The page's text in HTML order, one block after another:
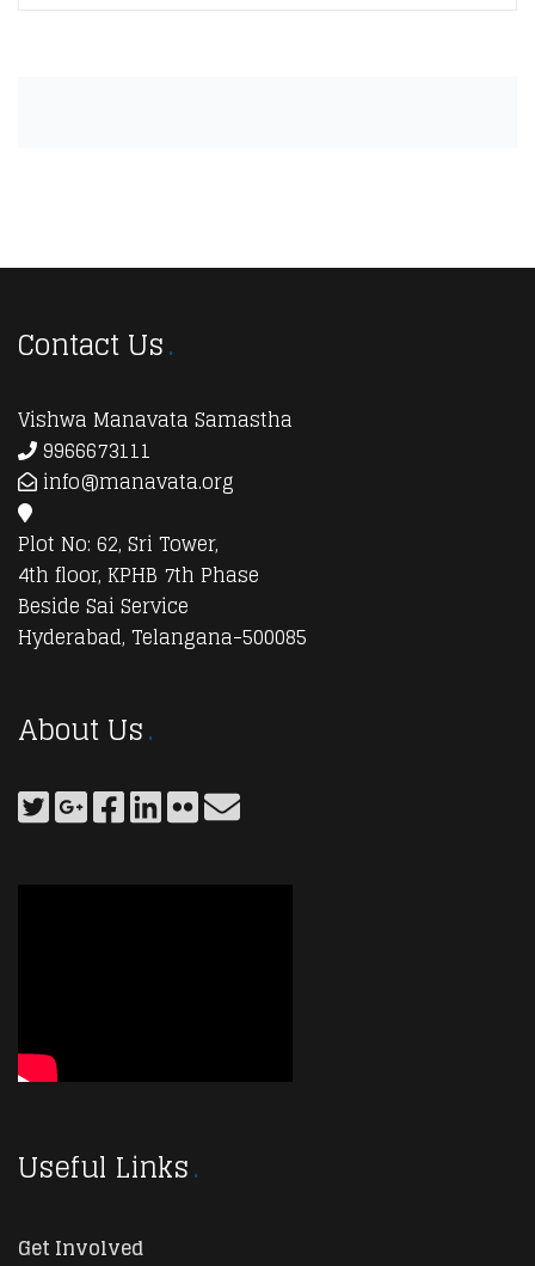
Contact Us
Vishwa Manavata Samastha
9966673111
info@manavata.org
Plot No: 62, Sri Tower,
4th floor, KPHB 7th Phase
Beside Sai Service
Hyderabad, Telangana-500085
About Us
Useful Links
Get Involved